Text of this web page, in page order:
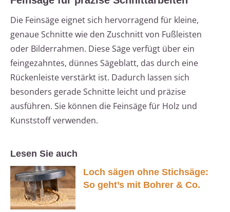
Die Feinsäge eignet sich hervorragend für kleine,
genaue Schnitte wie den Zuschnitt von Fußleisten
oder Bilderrahmen. Diese Säge verfügt über ein
feingezahntes, dünnes Sägeblatt, das durch eine
Rückenleiste verstärkt ist. Dadurch lassen sich
besonders gerade Schnitte leicht und präzise
ausführen. Sie können die Feinsäge für Holz und
Kunststoff verwenden.
Lesen Sie auch
Loch sägen ohne Stichsäge:
So geht’s mit Bohrer & Co.